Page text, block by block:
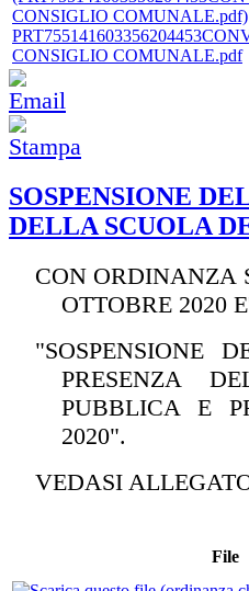
CONSIGLIO COMUNALE.pdf
SOSPENSIONE
DELLA SCUOLA
CON ORDINANZA
OTTOBRE 2020
"SOSPENSIONE
PRESENZA
PUBBLICA E
2020".
VEDASI
File